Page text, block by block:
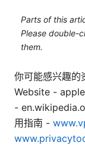
Parts of this
Please double-
them.
你可能感兴趣的
Website -
-
用指南 -